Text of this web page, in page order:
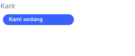
Karir
Kami sedang